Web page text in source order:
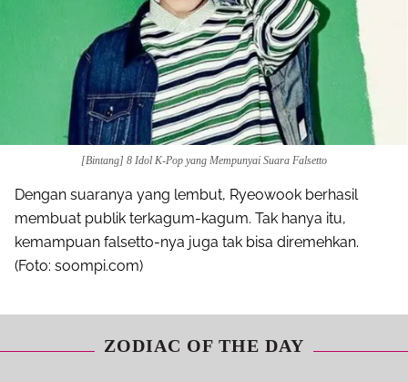
[Bintang] 8 Idol K-Pop yang Mempunyai Suara Falsetto
Dengan suaranya yang lembut, Ryeowook berhasil
membuat publik terkagum-kagum. Tak hanya itu,
kemampuan falsetto-nya juga tak bisa diremehkan.
(Foto: soompi.com)
ZODIAC OF THE DAY